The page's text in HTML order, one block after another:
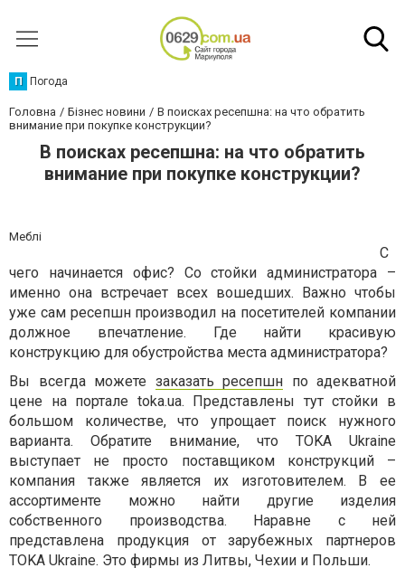
П Погода
Головна Бізнес новини
В поисках ресепшна: на что обратить
внимание при покупке конструкции?
В поисках ресепшна: на что обратить
внимание при покупке конструкции?
Меблі
С
чего начинается офис? Со стойки администратора –
именно она встречает всех вошедших. Важно чтобы
уже сам ресепшн производил на посетителей компании
должное впечатление. Где найти красивую
конструкцию для обустройства места администратора?
Вы всегда можете заказать ресепшн по адекватной
цене на портале toka.ua. Представлены тут стойки в
большом количестве, что упрощает поиск нужного
варианта. Обратите внимание, что TOKA Ukraine
выступает не просто поставщиком конструкций –
компания также является их изготовителем. В ее
ассортименте можно найти другие изделия
собственного производства. Наравне с ней
представлена продукция от зарубежных партнеров
TOKA Ukraine. Это фирмы из Литвы, Чехии и Польши.